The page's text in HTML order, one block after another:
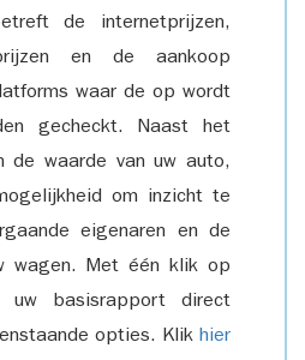
de internetprijzen,
en de aankoop
waar de op wordt
gecheckt. Naast het
de waarde van uw auto,
om inzicht te
eigenaren en de
wagen. Met één klik op
basisrapport direct
opties. Klik hier